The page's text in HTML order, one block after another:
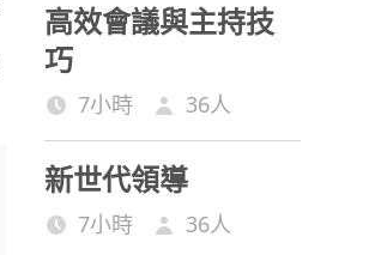
高效會議與主持技
巧
7小時 36人
新世代領導
7小時 36人